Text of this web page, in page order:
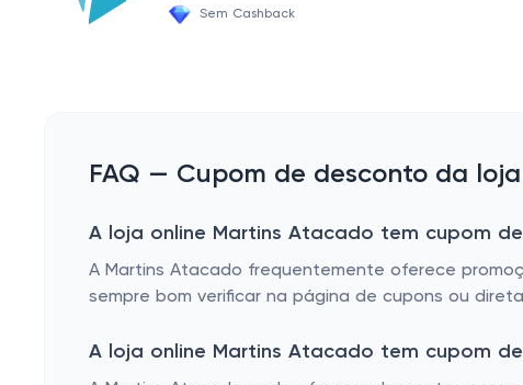
TV-E-MONITORES
Sem Cashback
FAQ — Cupom de desconto da
A loja online Martins Atacado tem cupom
A Martins Atacado frequentemente oferece
sempre bom verificar na página de cupons ou
A loja online Martins Atacado tem cupom